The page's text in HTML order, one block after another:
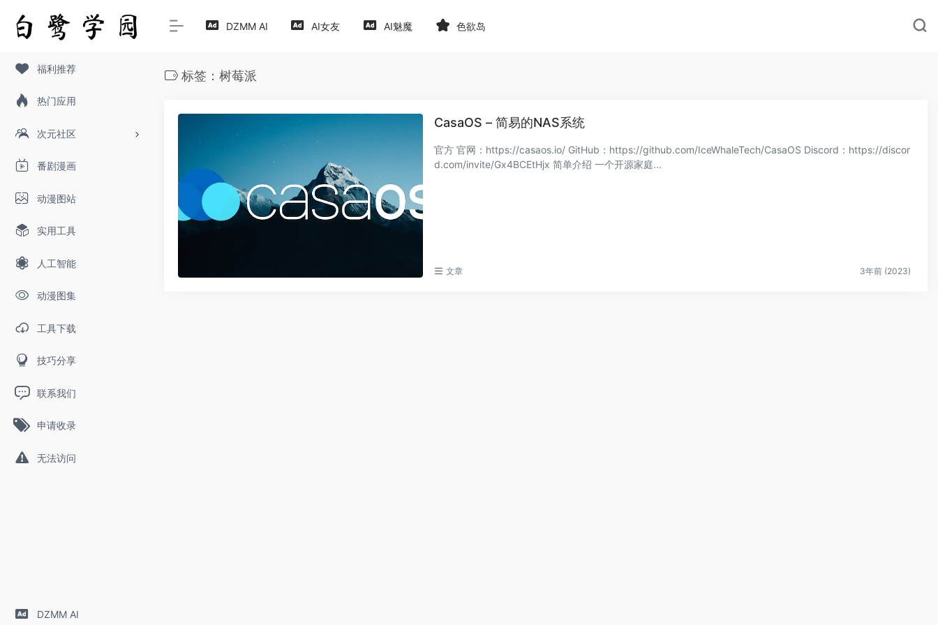
福利推荐
热门应用
次元社区
番剧漫画
动漫图站
实用工具
人工智能
动漫图集
工具下载
技巧分享
联系我们
申请收录
无法访问
DZMM AI
DZMM AI AI女友 AI魅魔 色欲岛
标签：树莓派
CasaOS – 简易的NAS系统
官方 官网：https://casaos.io/ GitHub：https://github.com/IceWhaleTech/CasaOS Discord：https://discor
d.com/invite/Gx4BCEtHjx 简单介绍 一个开源家庭...
文章 3年前 (2023)